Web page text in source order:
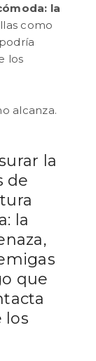
la
como
los
alcanza.
la
de
la
que
los